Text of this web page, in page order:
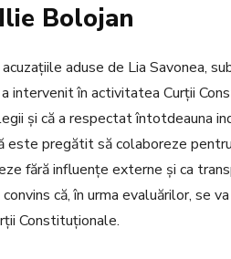
Bolojan
aduse de Lia Savonea,
a intervenit în activitatea Curții
și că a respectat întotdeauna
este pregătit să colaboreze
fără influențe externe și ca
că, în urma evaluărilor, se
Constituționale.